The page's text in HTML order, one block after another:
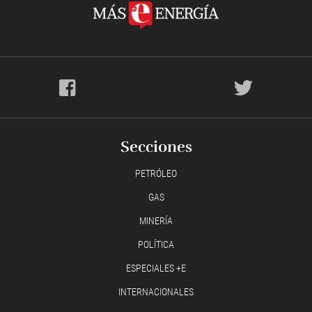
Secciones
PETRÓLEO
GAS
MINERÍA
POLÍTICA
ESPECIALES +E
INTERNACIONALES